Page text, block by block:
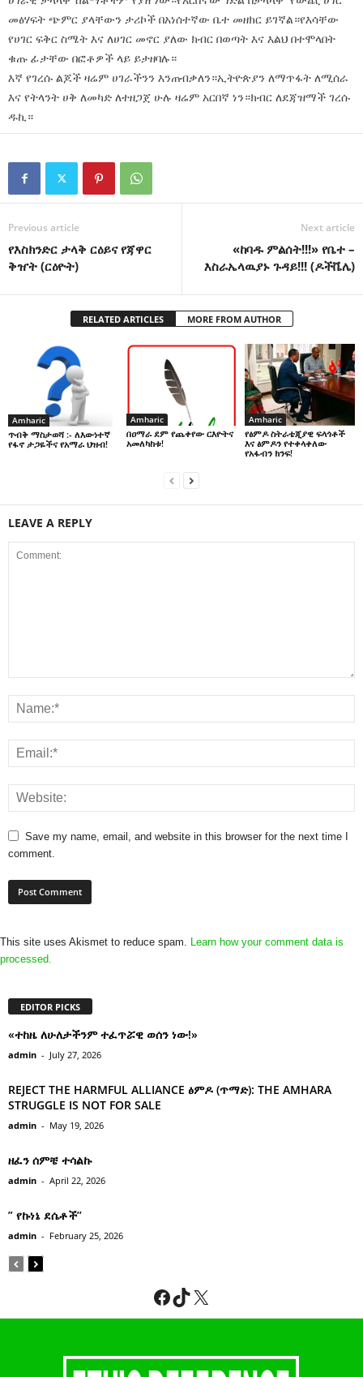
መፅሃፍት ጭምር ያላቸውን ታሪኮች በአነሰተኛው ቤተ መዘክር ይገኛል።የእሳቸው
የሀገር ፍቅር ስሜት እና ለሀገር መኖር ያለው ክብር በወጣት እና እልህ በተሞላበት
ቁጡ ፊታቸው በፎቶዎች ላይ ይታዘባሉ።
እኛ የገረሱ ልጆች ዛሬም ሀገራችንን እንጠብቃለን።ኢትዮጵያን ለማጥፋት ለሚሰራ
እና የትላንት ሀቅ ለመካድ ለተዘጋጀ ሁሉ ዛሬም አርበኛ ነን።ክብር ለደጃዝማች ገረሱ
ዱኪ።
Previous article
የእስክንድር ታላቅ ርዕይና የጃዋር
ቅዠት (ርዕዮት)
Next article
«ከባዱ ምልሰት!!!» የቤተ –
እስራኤላዉያኑ ጉዳይ!!! (ዶችቬሌ)
RELATED ARTICLES MORE FROM AUTHOR
Amharic
ጥብቅ ማስታወሻ :- ለእውነተኛ
የፋኖ ታጋዬችና የአማራ ህዝብ!
Amharic
በዐማራ ደም የጨቀየው ርእዮትና
አመለካከቱ!
Amharic
የፅምዶ ስትራቴጂያዊ ፍላጎቶች
እና ፅምዶን የተቀላቀለው
የአፋብን ክንፍ!
LEAVE A REPLY
Save my name, email, and website in this browser for the next time I
comment.
This site uses Akismet to reduce spam. Learn how your comment data is
processed.
EDITOR PICKS
«ተከዜ ለሁለታችንም ተፈጥሯዊ ወሰን ነው!»
admin - July 27, 2026
REJECT THE HARMFUL ALLIANCE ፅምዶ (ጥማድ): THE AMHARA
STRUGGLE IS NOT FOR SALE
admin - May 19, 2026
ዘፈን ሰምቼ ተሳልኩ
admin - April 22, 2026
” የኩነኔ ደሴቶች’’
admin - February 25, 2026
Facebook
TikTok
X